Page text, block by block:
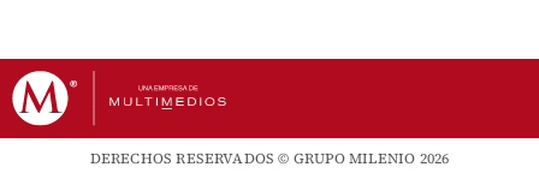
DERECHOS RESERVADOS © GRUPO MILENIO 2026